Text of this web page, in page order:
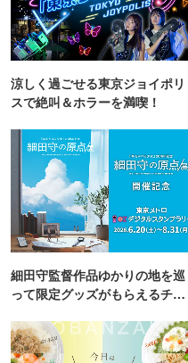
涼しく過ごせる東京ジョイポリ
スで絶叫＆ホラーを満喫！
細田守監督作品ゆかりの地を巡
って限定グッズがもらえるチャ